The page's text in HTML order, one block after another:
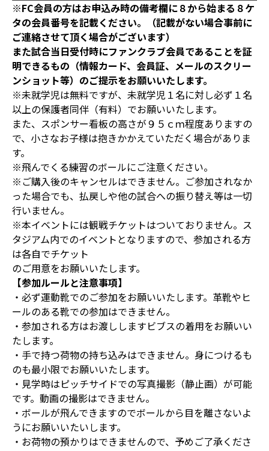
※FC会員の方はお申込み時の備考欄に８から始まる８ケ
タの会員番号を記載ください。（記載がない場合事前に
ご連絡させて頂く場合がございます）
また試合当日受付時にファンクラブ会員であることを証
明できるもの（情報カード、会員証、メールのスクリー
ンショット等）のご提示をお願いいたします。
※未就学児は無料ですが、未就学児１名に対し必ず１名
以上の保護者同伴（有料）でお願いいたします。
また、スポンサー看板の高さが９５ｃｍ程度ありますの
で、小さなお子様は抱きかかえていただく場合がありま
す。
※飛んでくる練習のボールにご注意ください。
※ご購入後のキャンセルはできません。ご参加されなか
った場合でも、払戻しや他の試合への振り替え等は一切
行いません。
※本イベントには観戦チケットはついておりません。ス
タジアム内でのイベントとなりますので、参加される方
は各自でチケット
のご用意をお願いいたします。
【参加ルールと注意事項】
・必ず運動靴でのご参加をお願いいたします。革靴やヒ
ールのある靴での参加はできません。
・参加される方はお渡ししますビブスの着用をお願いい
たします。
・手で持つ荷物の持ち込みはできません。身につけるも
のも最小限でお願いいたします。
・見学時はピッチサイドでの写真撮影（静止画）が可能
です。動画の撮影はできません。
・ボールが飛んできますのでボールから目を離さないよ
うにお願いいたいします。
・お荷物の預かりはできませんので、予めご了承くださ